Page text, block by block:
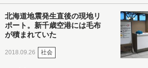
北海道地震発生直後の現地リ
ポート。新千歳空港には毛布
が積まれていた
2018.09.26 社会